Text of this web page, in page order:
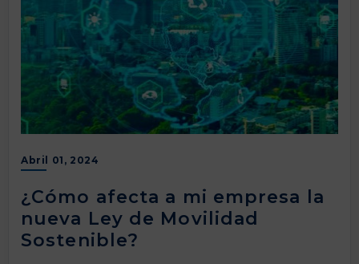
Abril 01, 2024
¿Cómo afecta a mi empresa la
nueva Ley de Movilidad
Sostenible?